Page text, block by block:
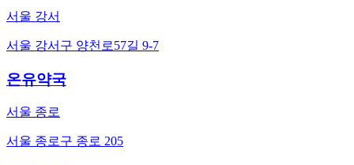
서울 강서
서울 강서구 양천로57길 9-7
온유약국
서울 종로
서울 종로구 종로 205